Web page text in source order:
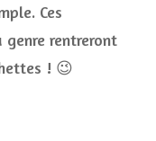
Ces
genre rentreront
! 😉